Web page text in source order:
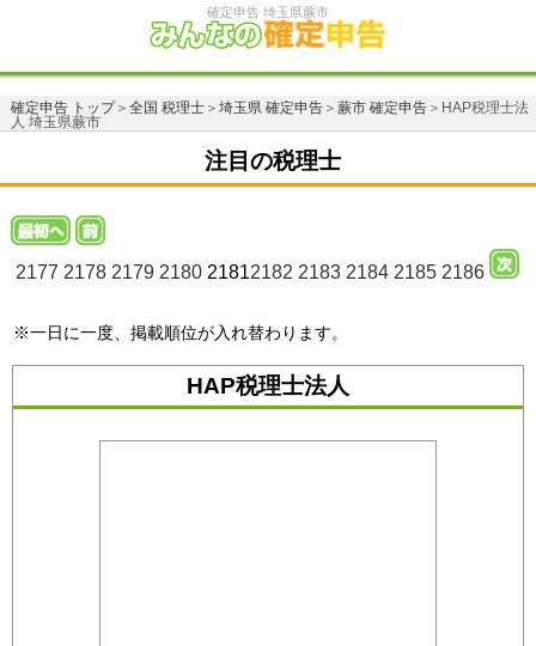
確定申告 埼玉県蕨市
確定申告 トップ＞ 全国 税理士＞ 埼玉県 確定申告＞ 蕨市 確定申告＞HAP税理士法
人 埼玉県蕨市
注目の税理士
2177 2178 2179 218021812182 2183 2184 2185 2186
※一日に一度、掲載順位が入れ替わります。
HAP税理士法人